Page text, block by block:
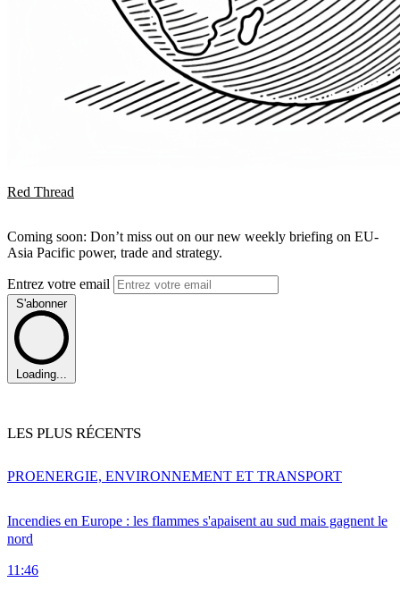
Red Thread
Coming soon: Don’t miss out on our new weekly briefing on EU-
Asia Pacific power, trade and strategy.
Entrez votre email
S'abonner
Loading...
LES PLUS RÉCENTS
Incendies en Europe : les flammes s'apaisent au sud mais gagnent le
nord
11:46
PROENERGIE, ENVIRONNEMENT ET TRANSPORT